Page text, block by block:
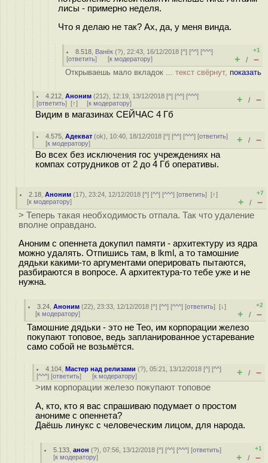
лисы - примерно неделя.
Что я делаю не так? Ах, да, у меня винда.
8.518 Ванёк (?), 22:43, 16/12/2018 [^] [^^] [^^^]
[ответить] [к модератору]
+1
+ / –
Открываешь мало вкладок ... текст свёрнут, показать
4.212 ,Аноним (212), 12:19, 13/12/2018 [^] [^^] [^^^]
[ответить] [↑] [к модератору] + / –
Видим в магазинах СЕЙЧАС 4 Гб
4.575 ,Адекват (ok), 10:40, 18/12/2018 [^] [^^] [^^^] [ответить]
[к модератору] + / –
Во всех без исключения гос учреждениях на
компах сотрудников от 2 до 4 Гб оперативы.
2.18 ,Аноним (17), 23:24, 12/12/2018 [^] [^^] [^^^] [ответить][↑]
[к модератору]
+7
+ / –
> Теперь такая необходимость отпала. Так что удаление
вполне оправдано.
Аноним с опеннета докупил памяти - архитектуру из ядра
можно удалять. Отпишись там, в lkml, а то тамошние
дядьки какими-то аргументами оперировать пытаются,
разбираются в вопросе. А архитектура-то тебе уже и не
нужна.
3.24 ,Аноним (22), 23:33, 12/12/2018 [^] [^^] [^^^] [ответить][↓]
[к модератору]
+2
+ / –
Тамошние дядьки - это не Тео, им корпорации железо
покупают топовое, ведь запланированное устаревание
само собой не возьмётся.
4.104 ,Мастер над релизами (?), 05:21, 13/12/2018 [^] [^^]
[^^^] [ответить] [к модератору] + / –
>им корпорации железо покупают топовое
А, кто, кто я вас спрашиваю подумает о простом
анониме с опеннета?
Даёшь линукс с человеческим лицом, для народа.
5.133 ,анон (?), 07:56, 13/12/2018 [^] [^^] [^^^] [ответить]
[к модератору]
+1
+ / –